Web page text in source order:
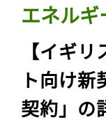
エネル
【イギ
ト向け
契約」の